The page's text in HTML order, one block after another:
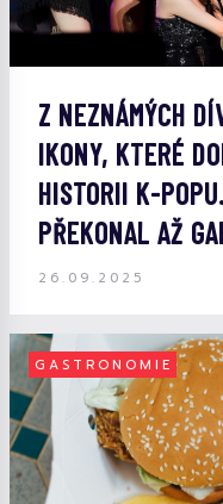
Z NEZNÁMÝCH
IKONY, KTERÉ
HISTORII K-
PŘEKONAL AŽ
26.09.2025
GASTRONOMIE